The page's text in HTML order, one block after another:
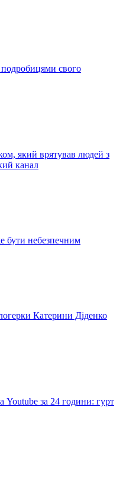
свого
який врятував людей з
канал
бути небезпечним
Катерини Діденко
Youtube за 24 години: гурт